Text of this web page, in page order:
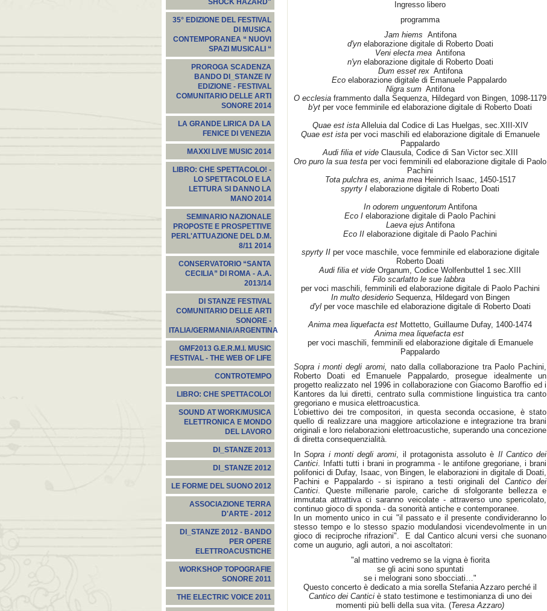
SHOCK HAZARD"
35° EDIZIONE DEL FESTIVAL
DI MUSICA
CONTEMPORANEA “ NUOVI
SPAZI MUSICALI “
PROROGA SCADENZA
BANDO DI_STANZE IV
EDIZIONE - FESTIVAL
COMUNITARIO DELLE ARTI
SONORE 2014
LA GRANDE LIRICA DA LA
FENICE DI VENEZIA
MAXXI LIVE MUSIC 2014
LIBRO: CHE SPETTACOLO! -
LO SPETTACOLO E LA
LETTURA SI DANNO LA
MANO 2014
SEMINARIO NAZIONALE
PROPOSTE E PROSPETTIVE
PERL'ATTUAZIONE DEL D.M.
8/11 2014
CONSERVATORIO “SANTA
CECILIA” DI ROMA - A.A.
2013/14
DI STANZE FESTIVAL
COMUNITARIO DELLE ARTI
SONORE -
ITALIA/GERMANIA/ARGENTINA
GMF2013 G.E.R.M.I. MUSIC
FESTIVAL - THE WEB OF LIFE
CONTROTEMPO
LIBRO: CHE SPETTACOLO!
SOUND AT WORK/MUSICA
ELETTRONICA E MONDO
DEL LAVORO
DI_STANZE 2013
DI_STANZE 2012
LE FORME DEL SUONO 2012
ASSOCIAZIONE TERRA
D'ARTE - 2012
DI_STANZE 2012 - BANDO
PER OPERE
ELETTROACUSTICHE
WORKSHOP TOPOGRAFIE
SONORE 2011
THE ELECTRIC VOICE 2011
Ingresso libero
programma
Jam hiems Antifona
d'ynelaborazione digitale di Roberto Doati
Veni electa mea Antifona
n'ynelaborazione digitale di Roberto Doati
Dum esset rexAntifona
Ecoelaborazione digitale di Emanuele Pappalardo
Nigra sumAntifona
O ecclesia frammento dalla Sequenza, Hildegard von Bingen, 1098-1179
b'yt per voce femminile ed elaborazione digitale di Roberto Doati
Quae est istaAlleluia dal Codice di Las Huelgas, sec.XIII-XIV
Quae est istaper voci maschili ed elaborazione digitale di Emanuele
Pappalardo
Audi filia et videClausula, Codice di San Victor sec.XIII
Oro puro la sua testa per voci femminili ed elaborazione digitale di Paolo
Pachini
Tota pulchra es, anima meaHeinrich Isaac, 1450-1517
spyrty I elaborazione digitale di Roberto Doati
In odorem unguentorumAntifona
Eco I elaborazione digitale di Paolo Pachini
Laeva ejus Antifona
Eco II elaborazione digitale di Paolo Pachini
spyrty IIper voce maschile, voce femminile ed elaborazione digitale
Roberto Doati
Audi filia et vide Organum, Codice Wolfenbuttel 1 sec.XIII
Filo scarlatto le sue labbra
per voci maschili, femminili ed elaborazione digitale di Paolo Pachini
In multo desiderioSequenza, Hildegard von Bingen
d'ylper voce maschile ed elaborazione digitale di Roberto Doati
Anima mea liquefacta est Mottetto, Guillaume Dufay, 1400-1474
Anima mea liquefacta est
per voci maschili, femminili ed elaborazione digitale di Emanuele
Pappalardo
Sopra i monti degli aromi, nato dalla collaborazione tra Paolo Pachini,
Roberto Doati ed Emanuele Pappalardo, prosegue idealmente un
progetto realizzato nel 1996 in collaborazione con Giacomo Baroffio ed i
Kantores da lui diretti, centrato sulla commistione linguistica tra canto
gregoriano e musica elettroacustica.
L'obiettivo dei tre compositori, in questa seconda occasione, è stato
quello di realizzare una maggiore articolazione e integrazione tra brani
originali e loro rielaborazioni elettroacustiche, superando una concezione
di diretta consequenzialità.
InSopra i monti degli aromi, il protagonista assoluto è Il Cantico dei
Cantici. Infatti tutti i brani in programma - le antifone gregoriane, i brani
polifonici di Dufay, Isaac, von Bingen, le elaborazioni in digitale di Doati,
Pachini e Pappalardo - si ispirano a testi originali del Cantico dei
Cantici. Queste millenarie parole, cariche di sfolgorante bellezza e
immutata attrattiva ci saranno veicolate - attraverso uno spericolato,
continuo gioco di sponda - da sonorità antiche e contemporanee.
In un momento unico in cui "il passato e il presente condivideranno lo
stesso tempo e lo stesso spazio modulandosi vicendevolmente in un
gioco di reciproche rifrazioni". E dal Cantico alcuni versi che suonano
come un augurio, agli autori, a noi ascoltatori:
"al mattino vedremo se la vigna è fiorita
se gli acini sono spuntati
se i melograni sono sbocciati…"
Questo concerto è dedicato a mia sorella Stefania Azzaro perché il
Cantico dei Canticiè stato testimone e testimonianza di uno dei
momenti più belli della sua vita. (Teresa Azzaro)